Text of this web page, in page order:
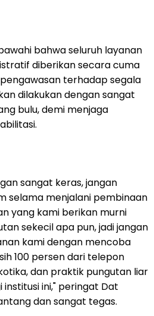
bahwa seluruh layanan
diberikan secara cuma
terhadap segala
dilakukan dengan sangat
bulu, demi menjaga
sangat keras, jangan
selama menjalani pembinaan
yang kami berikan murni
sekecil apa pun, jadi jangan
kami dengan mencoba
100 persen dari telepon
dan praktik pungutan liar
ini," peringat Dat
dan sangat tegas.